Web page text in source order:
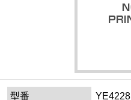
型番
YE4228